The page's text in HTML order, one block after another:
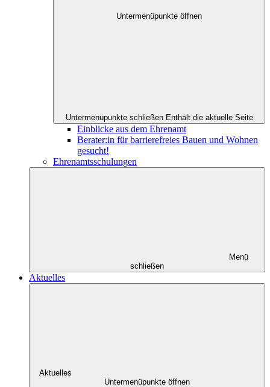
Untermenüpunkte öffnen
Untermenüpunkte schließen Enthält die aktuelle Seite
Einblicke aus dem Ehrenamt
Berater:in für barrierefreies Bauen und Wohnen
gesucht!
Ehrenamtsschulungen
Menü
schließen
Aktuelles
Aktuelles
Untermenüpunkte öffnen